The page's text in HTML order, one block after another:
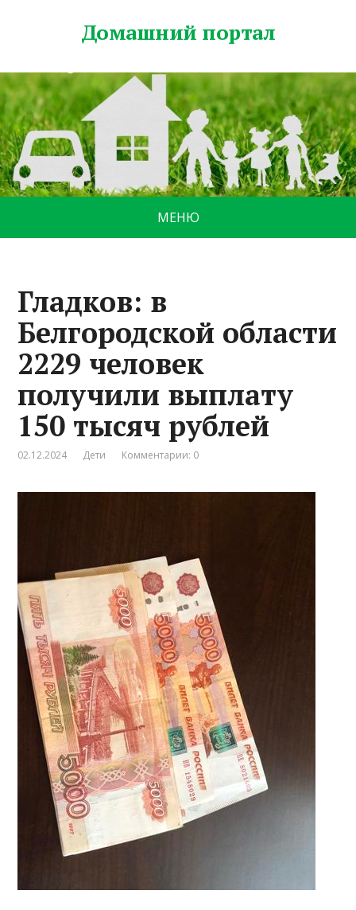
Домашний портал
МЕНЮ
Гладков: в
Белгородской области
2229 человек
получили выплату
150 тысяч рублей
02.12.2024 Дети Комментарии: 0